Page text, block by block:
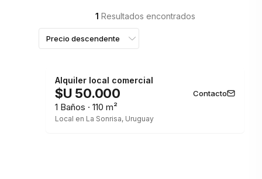
1 Resultados encontrados
Alquiler local comercial
$U 50.000 Contacto
1 Baños · 110 m²
Local en La Sonrisa, Uruguay